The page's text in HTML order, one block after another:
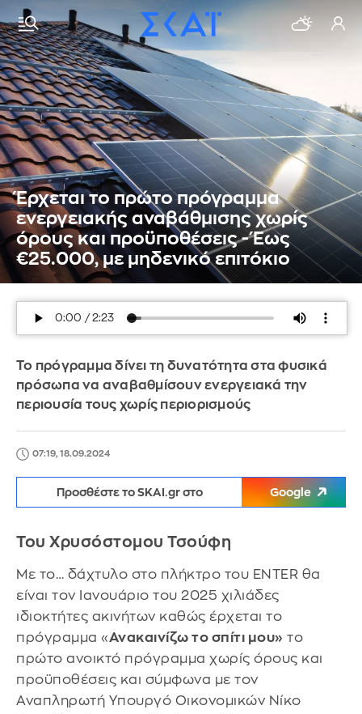
Έρχεται το πρώτο πρόγραμμα
ενεργειακής αναβάθμισης χωρίς
όρους και προϋποθέσεις - Έως
€25.000, με μηδενικό επιτόκιο
Το πρόγραμμα δίνει τη δυνατότητα στα φυσικά
πρόσωπα να αναβαθμίσουν ενεργειακά την
περιουσία τους χωρίς περιορισμούς
07:19, 18.09.2024
Προσθέστε το SKAI.gr στο Google
Του Χρυσόστομου Τσούφη
Με το… δάχτυλο στο πλήκτρο του ENTER θα
είναι τον Ιανουάριο του 2025 χιλιάδες
ιδιοκτήτες ακινήτων καθώς έρχεται το
πρόγραμμα «Ανακαινίζω το σπίτι μου» το
πρώτο ανοικτό πρόγραμμα χωρίς όρους και
προϋποθέσεις και σύμφωνα με τον
Αναπληρωτή Υπουργό Οικονομικών Νίκο